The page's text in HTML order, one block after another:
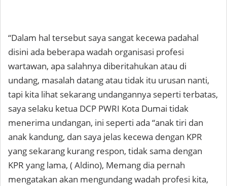
“Dalam hal tersebut saya sangat kecewa padahal
disini ada beberapa wadah organisasi profesi
wartawan, apa salahnya diberitahukan atau di
undang, masalah datang atau tidak itu urusan nanti,
tapi kita lihat sekarang undangannya seperti terbatas,
saya selaku ketua DCP PWRI Kota Dumai tidak
menerima undangan, ini seperti ada “anak tiri dan
anak kandung, dan saya jelas kecewa dengan KPR
yang sekarang kurang respon, tidak sama dengan
KPR yang lama, ( Aldino), Memang dia pernah
mengatakan akan mengundang wadah profesi kita,